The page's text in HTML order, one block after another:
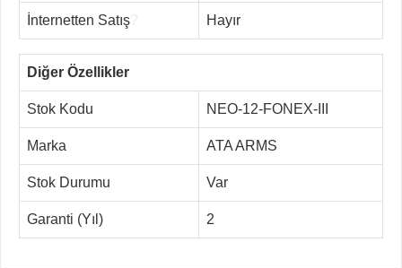
İnternetten Satış Hayır
Diğer Özellikler
Stok Kodu NEO-12-FONEX-III
Marka ATA ARMS
Stok Durumu Var
Garanti (Yıl) 2